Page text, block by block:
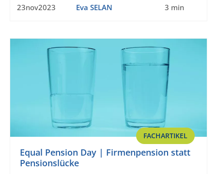
23nov2023 Eva SELAN 3 min
FACHARTIKEL
Equal Pension Day | Firmenpension statt
Pensionslücke